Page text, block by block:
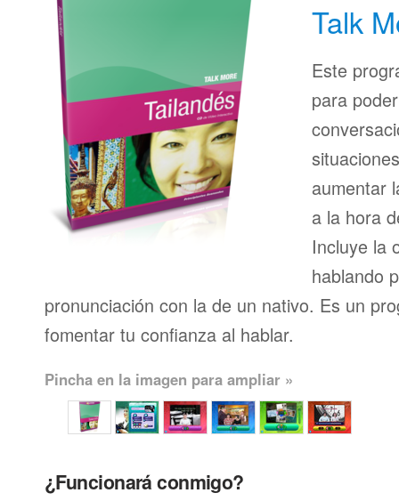
Talk
Este
para
aumentar
a la hora
Incluye la
hablando
pronunciación con la de un nativo. Es un
fomentar tu confianza al hablar.
Pincha en la imagen para ampliar »
¿Funcionará conmigo?